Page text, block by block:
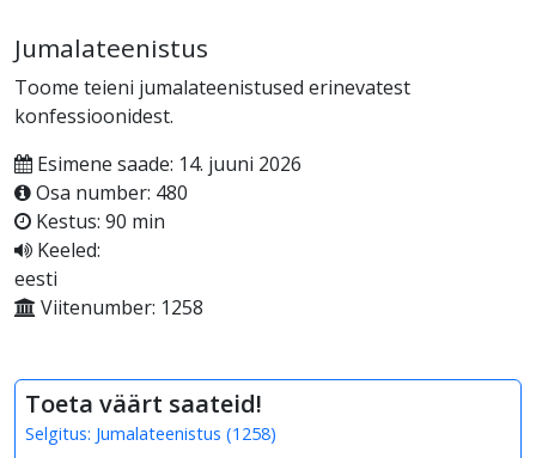
Jumalateenistus
Toome teieni jumalateenistused erinevatest
konfessioonidest.
Esimene saade: 14. juuni 2026
Osa number: 480
Kestus: 90 min
Keeled:
eesti
Viitenumber: 1258
Toeta väärt saateid!
Selgitus: Jumalateenistus (1258)